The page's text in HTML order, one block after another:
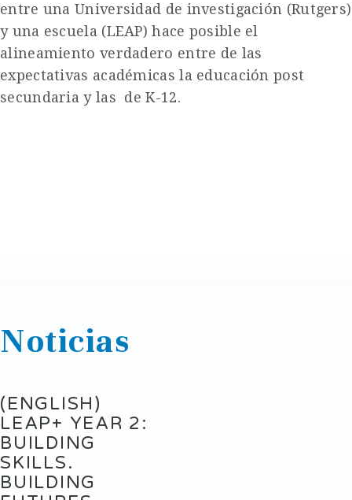
entre una Universidad de investigación (Rutgers)
y una escuela (LEAP) hace posible el
alineamiento verdadero entre de las
expectativas académicas la educación post
secundaria y las de K-12.
Noticias
(ENGLISH)
LEAP+ YEAR 2:
BUILDING
SKILLS.
BUILDING